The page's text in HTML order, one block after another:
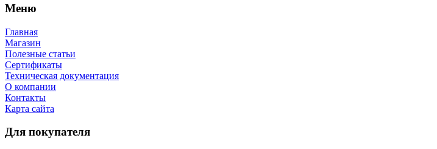
Меню
Главная
Магазин
Полезные статьи
Сертификаты
Техническая документация
О компании
Контакты
Карта сайта
Для покупателя